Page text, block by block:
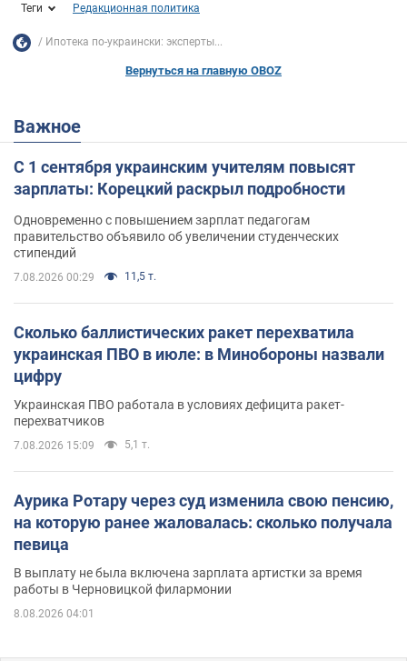
Теги Редакционная политика
Ипотека по-украински: эксперты...
Вернуться на главную OBOZ
Важное
С 1 сентября украинским учителям повысят
зарплаты: Корецкий раскрыл подробности
Одновременно с повышением зарплат педагогам
правительство объявило об увеличении студенческих
стипендий
7.08.2026 00:29 11,5 т.
Сколько баллистических ракет перехватила
украинская ПВО в июле: в Минобороны назвали
цифру
Украинская ПВО работала в условиях дефицита ракет-
перехватчиков
7.08.2026 15:09 5,1 т.
Аурика Ротару через суд изменила свою пенсию,
на которую ранее жаловалась: сколько получала
певица
В выплату не была включена зарплата артистки за время
работы в Черновицкой филармонии
8.08.2026 04:01